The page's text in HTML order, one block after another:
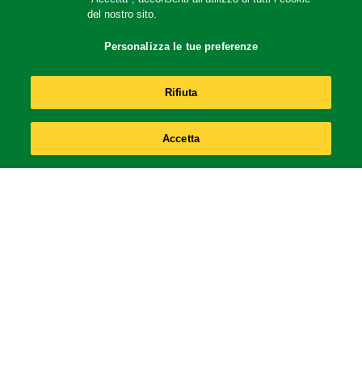
del nostro sito.
Personalizza le tue preferenze
Rifiuta
Accetta